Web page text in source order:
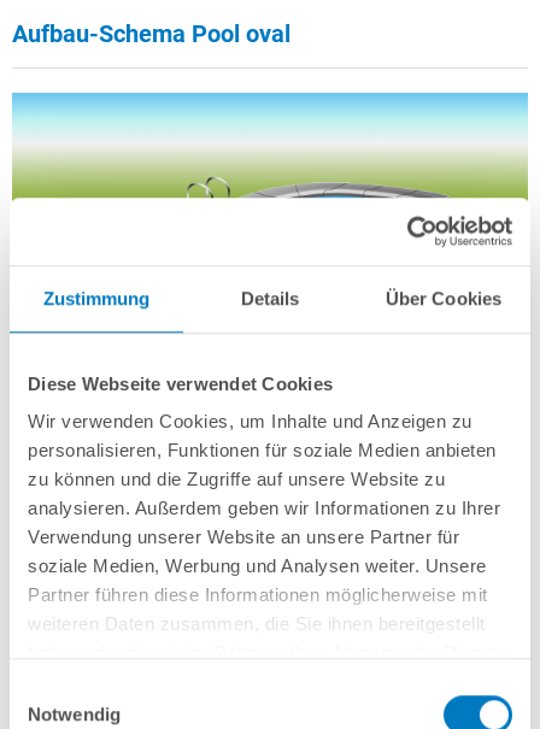
Zustimmung Details Über Cookies
Diese Webseite verwendet Cookies
Wir verwenden Cookies, um Inhalte und Anzeigen zu
personalisieren, Funktionen für soziale Medien anbieten
zu können und die Zugriffe auf unsere Website zu
analysieren. Außerdem geben wir Informationen zu Ihrer
Verwendung unserer Website an unsere Partner für
soziale Medien, Werbung und Analysen weiter. Unsere
Partner führen diese Informationen möglicherweise mit
weiteren Daten zusammen, die Sie ihnen bereitgestellt
Notwendig
Aufbau-Schema Pool oval
Ovale Stahlwandpools werden in der Praxis meist komplett in
die Erde eingebaut – könnten aus statischer Sicht jedoch auch
lediglich nur zu 2/3 eingelassen werden. In beiden Varianten
erfolgt der Pooleinstieg normalerweise mit Hilfe einer
Betonbodenplatte erstellt. Zur Abstützung an beiden